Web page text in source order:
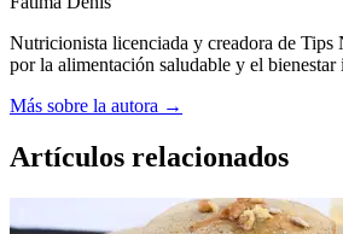
Nutricionista licenciada y creadora de Tips
por la alimentación saludable y el bienestar
Más sobre la autora →
Artículos relacionados